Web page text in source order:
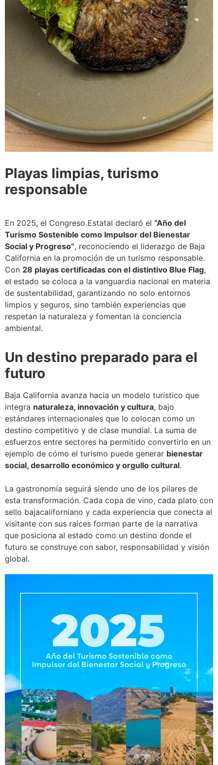
Playas limpias, turismo
responsable
En 2025, el Congreso Estatal declaró el “Año del
Turismo Sostenible como Impulsor del Bienestar
Social y Progreso”, reconociendo el liderazgo de Baja
California en la promoción de un turismo responsable.
Con 28 playas certificadas con el distintivo Blue Flag,
el estado se coloca a la vanguardia nacional en materia
de sustentabilidad, garantizando no solo entornos
limpios y seguros, sino también experiencias que
respetan la naturaleza y fomentan la conciencia
ambiental.
Un destino preparado para el
futuro
Baja California avanza hacia un modelo turístico que
integra naturaleza, innovación y cultura, bajo
estándares internacionales que lo colocan como un
destino competitivo y de clase mundial. La suma de
esfuerzos entre sectores ha permitido convertirlo en un
ejemplo de cómo el turismo puede generar bienestar
social, desarrollo económico y orgullo cultural.
La gastronomía seguirá siendo uno de los pilares de
esta transformación. Cada copa de vino, cada plato con
sello bajacaliforniano y cada experiencia que conecta al
visitante con sus raíces forman parte de la narrativa
que posiciona al estado como un destino donde el
futuro se construye con sabor, responsabilidad y visión
global.